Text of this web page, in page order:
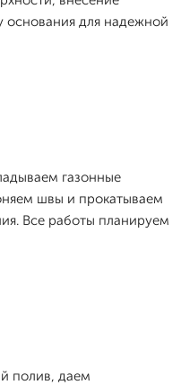
основания для надежной
газонные
швы и прокатываем
Все работы планируем
полив, даем